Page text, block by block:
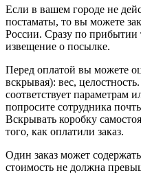
Если в вашем городе не
постаматы, то вы можете
России. Сразу по прибытии
извещение о посылке.
Перед оплатой вы можете
вскрывая): вес,
соответствует параметрам
попросите сотрудника
Вскрывать коробку
того, как оплатили заказ.
Один заказ может
стоимость не должна